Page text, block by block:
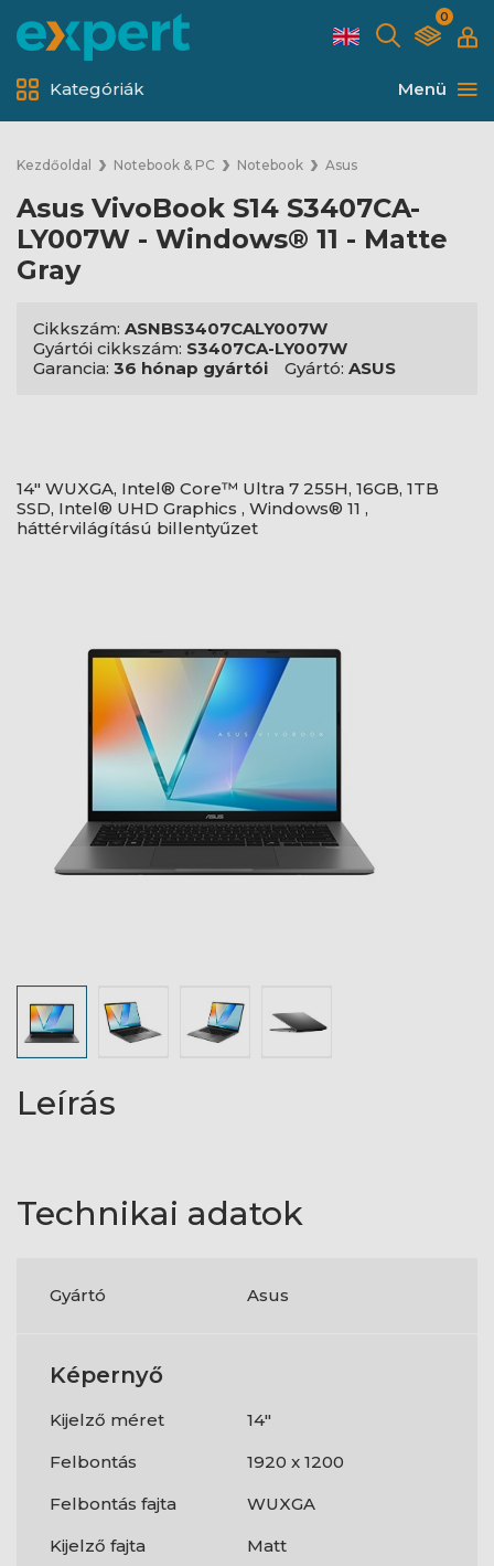
0
Menü
Kategóriák
Kezdőoldal Notebook & PC Notebook Asus
Asus VivoBook S14 S3407CA-
LY007W - Windows® 11 - Matte
Gray
Cikkszám: ASNBS3407CALY007W
Gyártói cikkszám: S3407CA-LY007W
Garancia: 36 hónap gyártói Gyártó: ASUS
14" WUXGA, Intel® Core™ Ultra 7 255H, 16GB, 1TB
SSD, Intel® UHD Graphics , Windows® 11 ,
háttérvilágítású billentyűzet
Leírás
Technikai adatok
Gyártó Asus
Képernyő
Kijelző méret
14"
Felbontás
1920 x 1200
Felbontás fajta
WUXGA
Kijelző fajta
Matt